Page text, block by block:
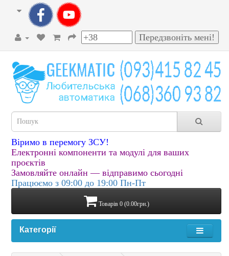
Віримо в перемогу ЗСУ!
Електронні компоненти та модулі для ваших
проєктів
Замовляйте онлайн — відправимо сьогодні
Працюємо з 09:00 до 19:00 Пн-Пт
Товарів 0 (0.00грн.)
Категорії